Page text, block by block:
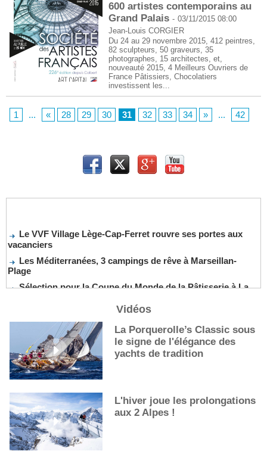
600 artistes contemporains au
Grand Palais - 03/11/2015 08:00
Jean-Louis CORGIER
Du 24 au 29 novembre 2015, 412 peintres,
82 sculpteurs, 50 graveurs, 35
photographes, 15 architectes, et,
nouveauté 2015, 4 Meilleurs Ouvriers de
France Pâtissiers, Chocolatiers
investissent les...
1 ... « 28 29 30 31 32 33 34 » ... 42
Le VVF Village Lège-Cap-Ferret rouvre ses portes aux
vacanciers
Les Méditerranées, 3 campings de rêve à Marseillan-
Plage
Sélection pour la Coupe du Monde de la Pâtisserie à La
De nouveaux cocktails, stars de l’été
Les cocktails, stars de l’été
La première sélection des grappes du Guide Michelin
Vidéos
La Porquerolle’s Classic sous
le signe de l'élégance des
yachts de tradition
L'hiver joue les prolongations
aux 2 Alpes !